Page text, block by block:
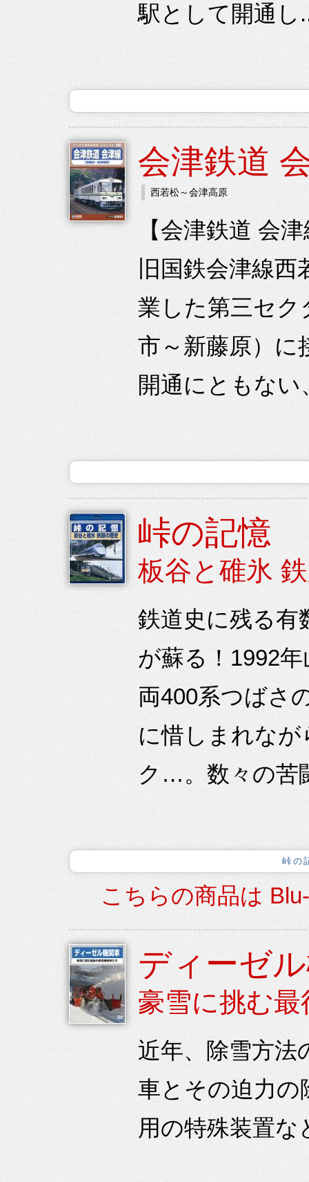
駅として開通し
会津鉄道
西若松～会津高原
【会津鉄道 会
旧国鉄会津線
業した第三セク
市～新藤原）に
開通にともな
峠の記憶
板谷と碓氷
鉄道史に残る有
が蘇る！1992
両400系つばさ
に惜しまれな
ク…。数々の苦
峠の
こちらの商品は
ディーゼ
豪雪に挑む
近年、除雪方法
車とその迫力の
用の特殊装置